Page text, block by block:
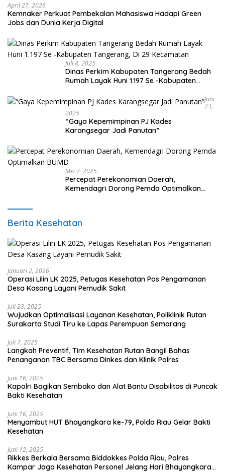
April 27, 2026
Kemnaker Perkuat Pembekalan Mahasiswa Hadapi Green
Jobs dan Dunia Kerja Digital
Juli 8, 2025
Dinas Perkim Kabupaten Tangerang Bedah
Rumah Layak Huni 1.197 Se -Kabupaten
Juni
23,
2025
“Gaya Kepemimpinan PJ Kades
Karangsegar Jadi Panutan”
Mei 7, 2025
Percepat Perekonomian Daerah,
Kemendagri Dorong Pemda Optimalkan
Berita Kesehatan
Januari 2, 2026
Operasi Lilin LK 2025, Petugas Kesehatan Pos Pengamanan
Desa Kasang Layani Pemudik Sakit
Juli 23, 2025
Wujudkan Optimalisasi Layanan Kesehatan, Poliklinik Rutan
Surakarta Studi Tiru ke Lapas Perempuan Semarang
Juli 7, 2025
Langkah Preventif, Tim Kesehatan Rutan Bangil Bahas
Penanganan TBC Bersama Dinkes dan Klinik Polres
Juni 16, 2025
Kapolri Bagikan Sembako dan Alat Bantu Disabilitas di Puncak
Bakti Kesehatan
Juni 16, 2025
Menyambut HUT Bhayangkara ke-79, Polda Riau Gelar Bakti
Kesehatan
Juni 12, 2025
Rikkes Berkala Bersama Biddokkes Polda Riau, Polres
Kampar Jaga Kesehatan Personel Jelang Hari Bhayangkara